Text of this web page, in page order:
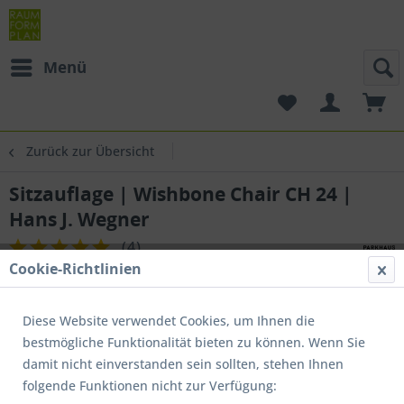
Menü
Zurück zur Übersicht
Sitzauflage | Wishbone Chair CH 24 |
Hans J. Wegner
(4)
Cookie-Richtlinien
Diese Website verwendet Cookies, um Ihnen die
bestmögliche Funktionalität bieten zu können. Wenn Sie
damit nicht einverstanden sein sollten, stehen Ihnen
folgende Funktionen nicht zur Verfügung: